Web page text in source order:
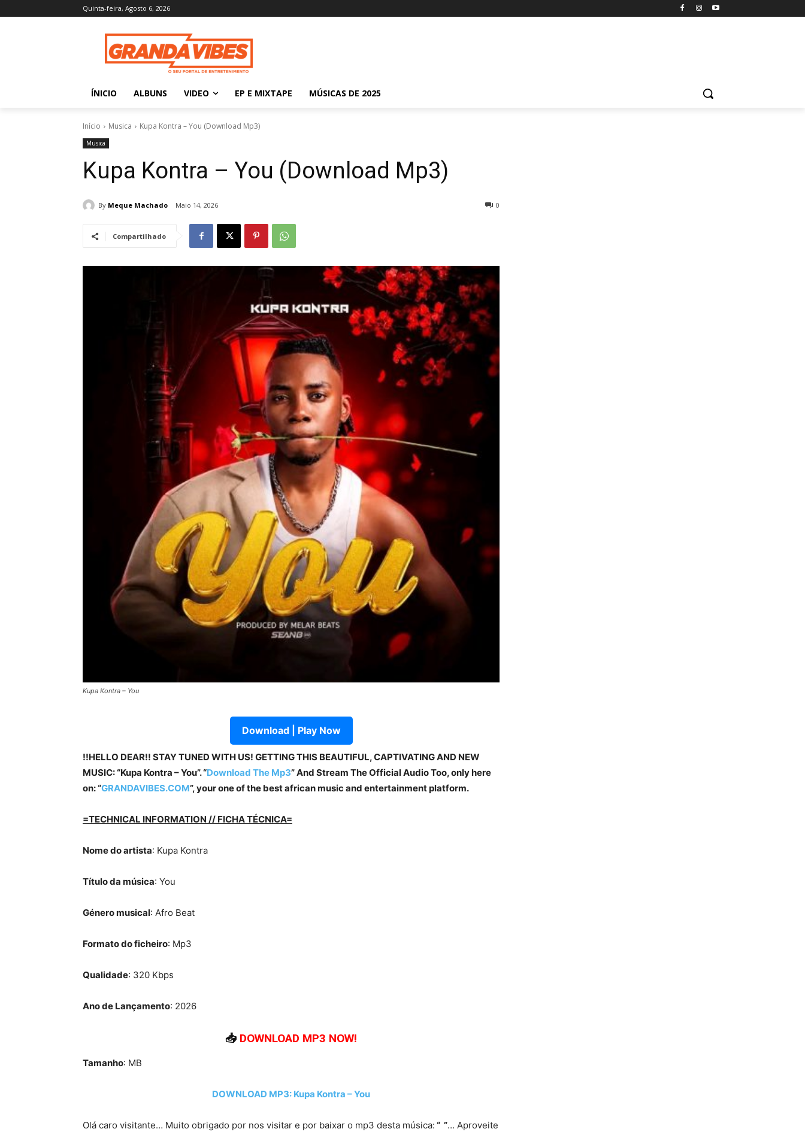
Quinta-feira, Agosto 6, 2026
ÍNICIO ALBUNS VIDEO EP E MIXTAPE MÚSICAS DE 2025
Início Musica Kupa Kontra – You (Download Mp3)
Musica
Kupa Kontra – You (Download Mp3)
By Meque Machado Maio 14, 2026 0
Compartilhado
Kupa Kontra – You
Download | Play Now
!!HELLO DEAR!! STAY TUNED WITH US! GETTING THIS BEAUTIFUL, CAPTIVATING AND NEW
MUSIC: “Kupa Kontra – You”. “Download The Mp3” And Stream The Official Audio Too, only here
on: “GRANDAVIBES.COM”, your one of the best african music and entertainment platform.
=TECHNICAL INFORMATION // FICHA TÉCNICA=
Nome do artista: Kupa Kontra
Título da música: You
Género musical: Afro Beat
Formato do ficheiro: Mp3
Qualidade: 320 Kbps
Ano de Lançamento: 2026
📥 DOWNLOAD MP3 NOW!
Tamanho: MB
DOWNLOAD MP3: Kupa Kontra – You
Olá caro visitante… Muito obrigado por nos visitar e por baixar o mp3 desta música: “ ”… Aproveite